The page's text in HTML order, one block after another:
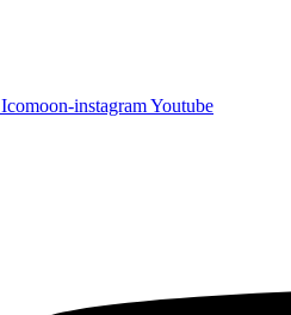
Icomoon-instagramYoutube